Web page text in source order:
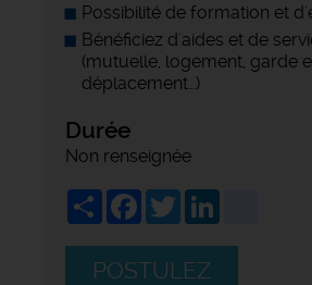
Possibilité de formation et
Bénéficiez d'aides et de
(mutuelle, logement, garde
déplacement…)
Durée
Non renseignée
ShareFacebook
Twitter
POSTULEZ